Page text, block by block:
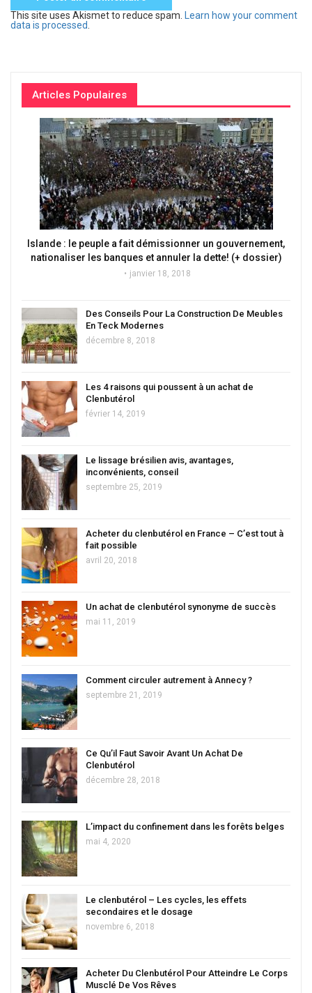
This site uses Akismet to reduce spam.
Learn how your comment
data is processed
Articles Populaires
Islande : le peuple a fait démissionner un gouvernement,
nationaliser les banques et annuler la dette! (+ dossier)
janvier 18, 2018
Des Conseils Pour La Construction De Meubles
En Teck Modernes
décembre 8, 2018
Les 4 raisons qui poussent à un achat de
Clenbutérol
février 14, 2019
Le lissage brésilien avis, avantages,
inconvénients, conseil
septembre 25, 2019
Acheter du clenbutérol en France – C’est tout à
fait possible
avril 20, 2018
Un achat de clenbutérol synonyme de succès
mai 11, 2019
Comment circuler autrement à Annecy ?
septembre 21, 2019
Ce Qu’il Faut Savoir Avant Un Achat De
Clenbutérol
décembre 28, 2018
L’impact du confinement dans les forêts belges
mai 4, 2020
Le clenbutérol – Les cycles, les effets
secondaires et le dosage
novembre 6, 2018
Acheter Du Clenbutérol Pour Atteindre Le Corps
Musclé De Vos Rêves